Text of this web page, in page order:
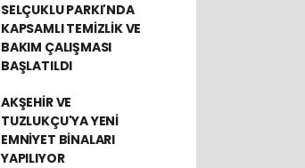
SELÇUKLU PARKI'NDA
KAPSAMLI TEMİZLİK VE
BAKIM ÇALIŞMASI
BAŞLATILDI
AKŞEHİR VE
TUZLUKÇU'YA YENİ
EMNİYET BİNALARI
YAPILIYOR